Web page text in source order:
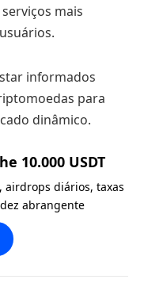
mais
informados
para
dinâmico.
10.000 USDT
airdrops diários, taxas
abrangente